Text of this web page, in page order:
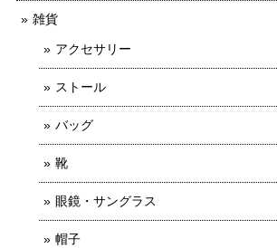
雑貨
アクセサリー
ストール
バッグ
靴
眼鏡・サングラス
帽子